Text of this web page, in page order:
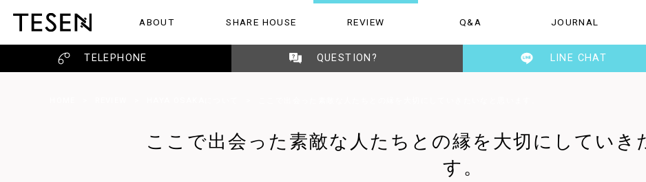
ABOUT
TESENのこと SHARE HOUSE
シェアハウス REVIEW
レビュー Q&A
ご質問 JOURNAL
お知らせ・日記 TESENの人
TELEPHONE QUESTION? LINE CHAT
ここで出会った素敵な人たちとの縁を大切にしていき
す。